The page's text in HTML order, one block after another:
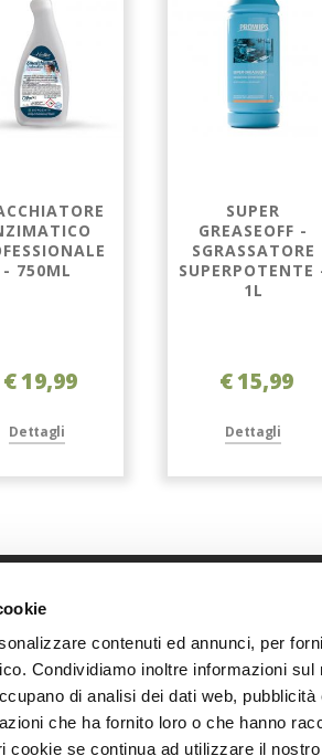
contenuti ed annunci, per
Condividiamo inoltre informazioni
di analisi dei dati web,
che ha fornito loro o che hanno
cookie se continua ad utilizzare il
- 750ML
€ 19,99
Dettagli
SUPER
GREASEOFF -
SGRASSATORE
SUPERPOTENTE
1L
€ 15,99
Dettagli
Home
Accedi
Registrati